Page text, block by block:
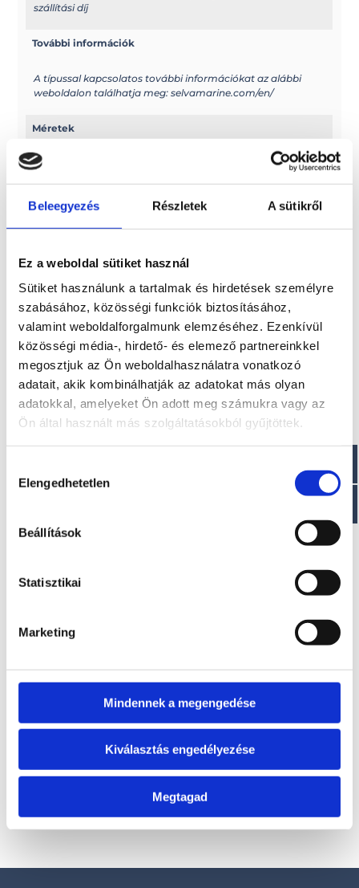
Beleegyezés Részletek A sütikről
Ez a weboldal sütiket használ
Sütiket használunk a tartalmak és hirdetések személyre
szabásához, közösségi funkciók biztosításához,
valamint weboldalforgalmunk elemzéséhez. Ezenkívül
közösségi média-, hirdető- és elemező partnereinkkel
megosztjuk az Ön weboldalhasználatra vonatkozó
adatait, akik kombinálhatják az adatokat más olyan
adatokkal, amelyeket Ön adott meg számukra vagy az
Ön által használt más szolgáltatásokból gyűjtöttek.
kiválasztása
Elengedhetetlen
Beállítások
Statisztikai
Marketing
Mindennek a megengedése
Kiválasztás engedélyezése
Megtagad
Méretek
Hossz: 790 cm
Paraméterek
Belső szélesség: 191 cm
szállítási díj
További információk
A típussal kapcsolatos további információkat az alábbi
weboldalon találhatja meg: selvamarine.com/en/
Érdekel!
Visszahívást kérek!
T340 A T230 VIB